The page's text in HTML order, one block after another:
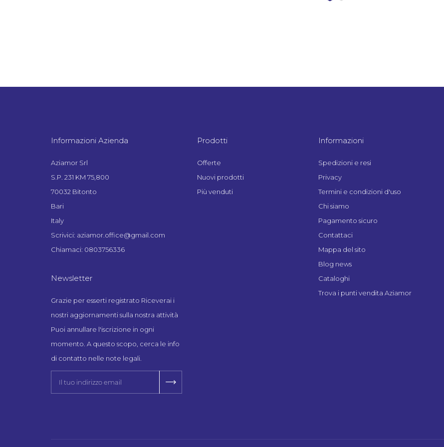
Informazioni Azienda
Aziamor Srl
S.P. 231 KM 75,800
70032 Bitonto
Bari
Italy
Scrivici: aziamor.office@gmail.com
Chiamaci: 0803756336
Newsletter
Grazie per esserti registrato Riceverai i
nostri aggiornamenti sulla nostra attività
Puoi annullare l'iscrizione in ogni
momento. A questo scopo, cerca le info
di contatto nelle note legali.
Prodotti
Offerte
Nuovi prodotti
Più venduti
Informazioni
Spedizioni e resi
Privacy
Termini e condizioni d'uso
Chi siamo
Pagamento sicuro
Contattaci
Mappa del sito
Blog news
Cataloghi
Trova i punti vendita Aziamor